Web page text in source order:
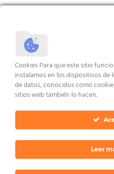
Lo que hay eliminado no se
funcional (ej. MS Store/Defender)
No se puede ajustar la zona
utilizar desde Panel de
Horaria
Características
Cookies Para que este sitio
instalamos en los dispositivos
de datos, conocidos como
sitios web también lo hacen.
Leer